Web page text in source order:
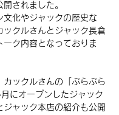
されました。
文化やジャックの歴史な
ックルさんとジャック長倉
ーク内容となっておりま
カックルさんの「ぶらぶら
にオープンしたジャック
ジャック本店の紹介も公開